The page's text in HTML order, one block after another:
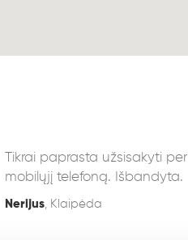
Tikrai paprasta užsisakyti per
mobilųjį telefoną. Išbandyta.
Nerijus, Klaipėda